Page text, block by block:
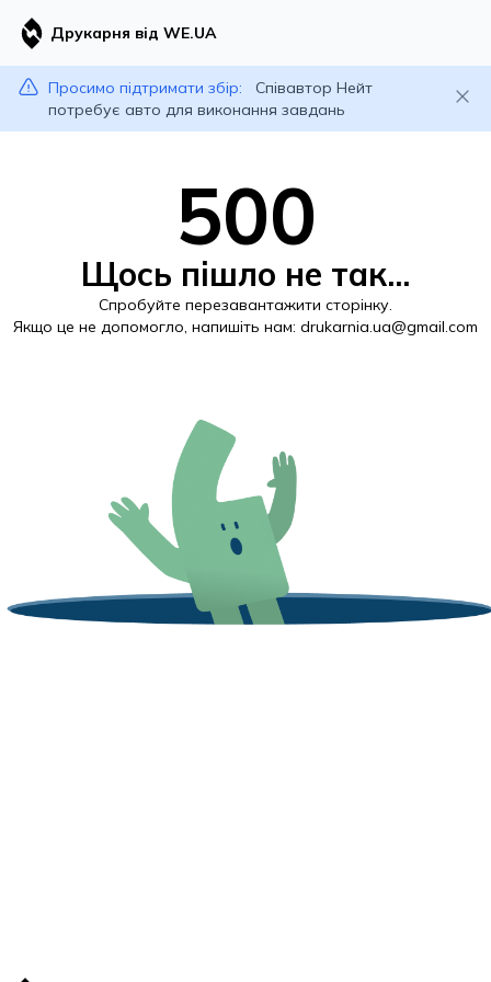
Друкарня від WE.UA
Просимо підтримати збір:
Співавтор Нейт
потребує авто для виконання завдань
500
Щось пішло не так...
Спробуйте перезавантажити сторінку.
Якщо це не допомогло, напишіть нам: drukarnia.ua@gmail.com